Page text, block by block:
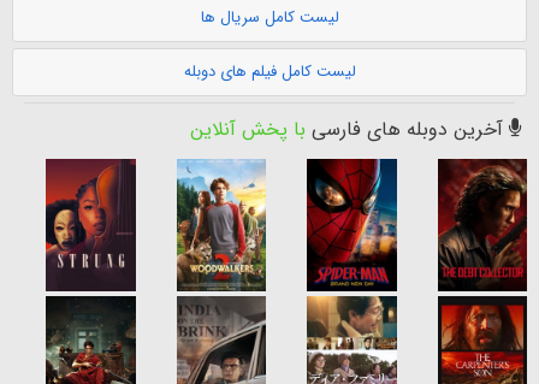
لیست کامل سریال ها
لیست کامل فیلم های دوبله
آخرین دوبله های فارسی با پخش آنلاین